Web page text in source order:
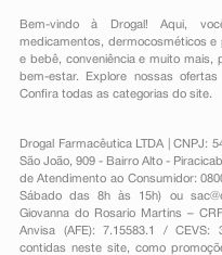
Bem-vindo à Drogal! Aqui,
medicamentos , dermocosméticos e
e bebê, conveniênciae muito mais,
bem-estar. Explore nossas
Confira todas as categorias do site.
Drogal Farmacêutica LTDA | CNPJ:
São João, 909 - Bairro Alto -
de Atendimento ao Consumidor:
Sábado das 8h às 15h) ou
Giovanna do Rosario Martins –
Anvisa (AFE): 7.15583.1 / CEVS:
contidas neste site, como